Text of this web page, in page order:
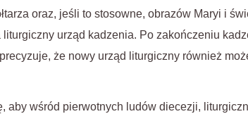
oraz, jeśli to stosowne, obrazów Maryi i
urząd kadzenia. Po zakończeniu
że nowy urząd liturgiczny również
aby wśród pierwotnych ludów diecezji,